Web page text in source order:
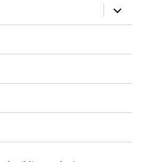
expandir
el
menú